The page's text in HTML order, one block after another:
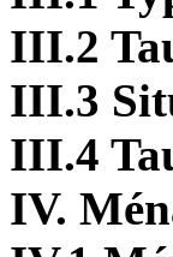
III.2
III.3
III.4
IV.